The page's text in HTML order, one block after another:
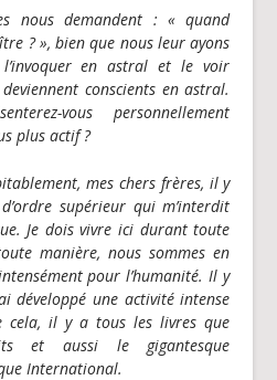
nous demandent : « quand
? », bien que nous leur ayons
l’invoquer en astral et le voir
conscients en astral.
vous personnellement
plus actif ?
mes chers frères, il y
supérieur qui m’interdit
Je dois vivre ici durant toute
manière, nous sommes en
pour l’humanité. Il y
développé une activité intense
cela, il y a tous les livres que
et aussi le gigantesque
International.